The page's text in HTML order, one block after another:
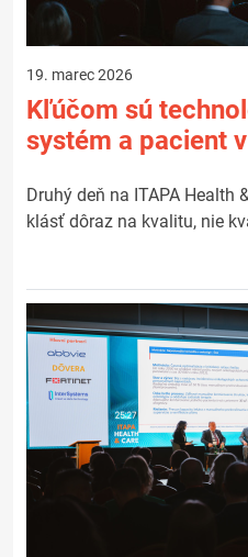
19. marec 2026
Kľúčom sú
systém a pacient
Druhý deň na ITAPA Health
klásť dôraz na kvalitu, nie